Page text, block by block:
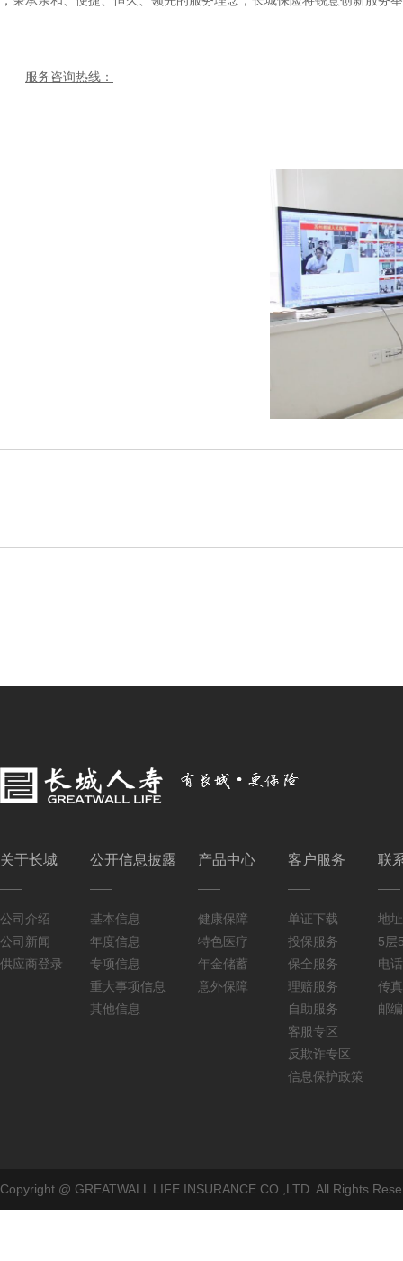
服务咨询热线：
关于长城
公司介绍
公司新闻
供应商登录
公开信息披露
基本信息
年度信息
专项信息
重大事项信息
其他信息
产品中心
健康保障
特色医疗
年金储蓄
意外保障
客户服务
单证下载
投保服务
保全服务
理赔服务
自助服务
客服专区
反欺诈专区
信息保护政策
联
地
5层
电
传
邮
Copyright @ GREATWALL LIFE INSURANCE CO.,LTD. All Rights